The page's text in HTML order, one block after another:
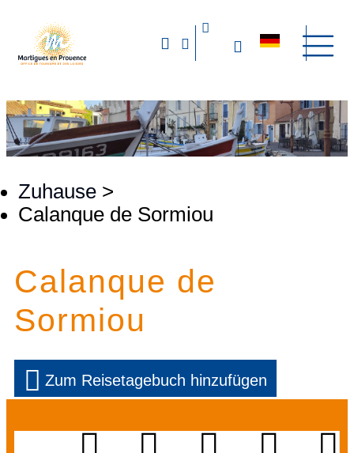
Zuhause >
Calanque de Sormiou
Calanque de
Sormiou
Zum Reisetagebuch hinzufügen